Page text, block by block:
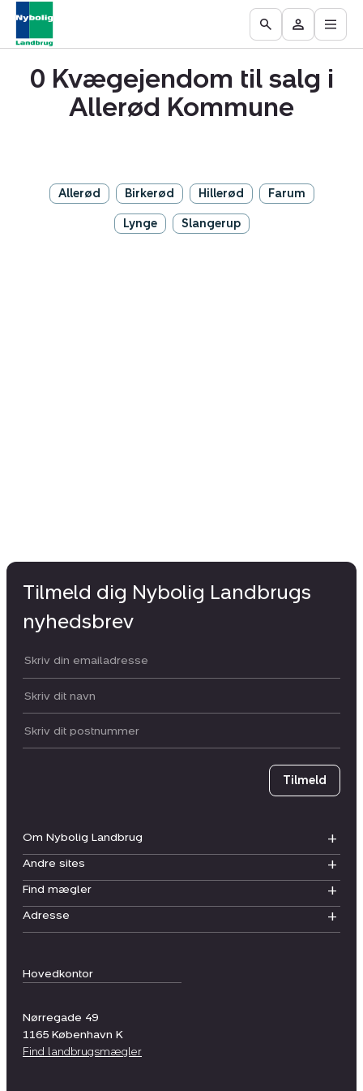
Ejendomme
til
Find
mægler
Få
vurderet
ejendom
Go
to
the
Search
page
Besøg
Mit
område
Åbn
0 Kvægejendom til salg i
Allerød Kommune
Allerød Birkerød Hillerød Farum
Lynge Slangerup
Hovedkontor
Nørregade 49
1165 København K
Find landbrugsmægler
Om Nybolig Landbrug
Andre sites
Find mægler
Adresse
Tilmeld dig Nybolig Landbrugs
nyhedsbrev
Din email:
Dit navn:
Postnummer
Tilmeld